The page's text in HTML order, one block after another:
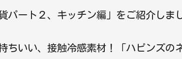
パート２、キッチン編」をご紹介しま
ちいい、接触冷感素材！「ハピンズの